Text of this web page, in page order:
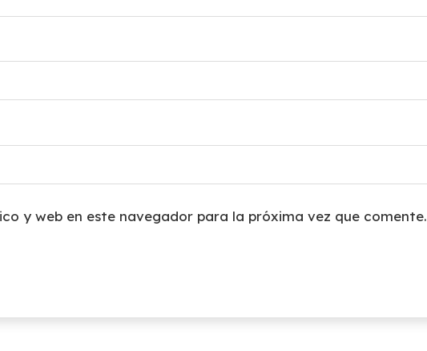
y web en este navegador para la próxima vez que comente.